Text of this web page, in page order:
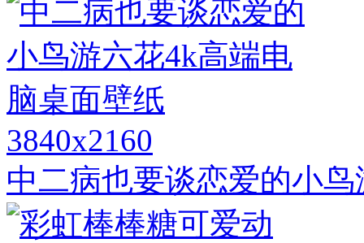
3840x2160
中二病也要谈恋爱的小